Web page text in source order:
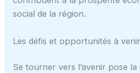
social de la région.
Les défis et opportunités à
Se tourner vers l’avenir pose la